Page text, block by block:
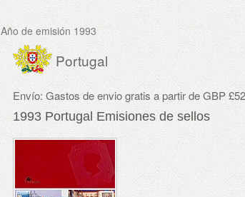
Año de emisión 1993
Portugal
Envío: Gastos de envio gratis a partir de GBP
1993 Portugal Emisiones de sellos